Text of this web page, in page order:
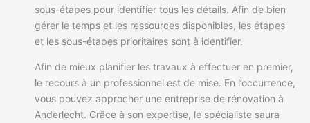
sous-étapes pour identifier tous les détails. Afin de bien
gérer le temps et les ressources disponibles, les étapes
et les sous-étapes prioritaires sont à identifier.
Afin de mieux planifier les travaux à effectuer en premier,
le recours à un professionnel est de mise. En l’occurrence,
vous pouvez approcher une entreprise de rénovation à
Anderlecht. Grâce à son expertise, le spécialiste saura